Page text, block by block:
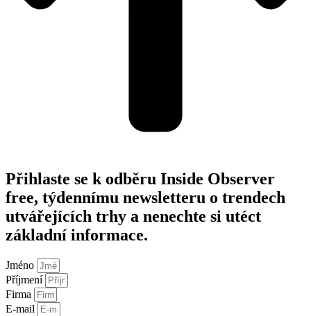
Přihlaste se k odběru Inside Observer
free, týdennímu newsletteru o trendech
utvářejících trhy a nenechte si utéct
základní informace.
Jméno
Příjmení
Firma
E-mail